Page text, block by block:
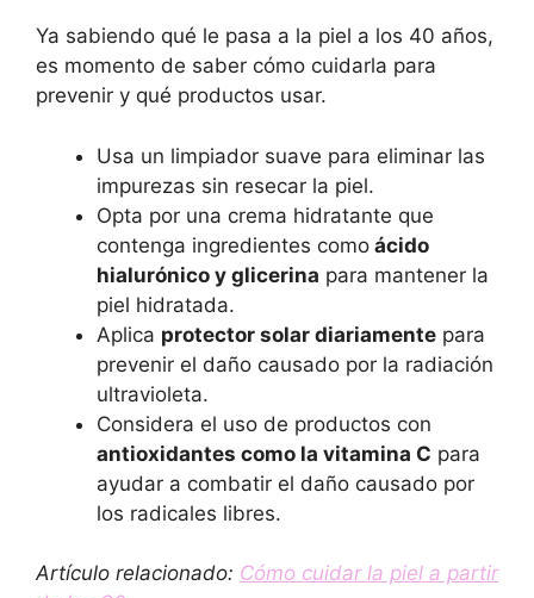
Ya sabiendo qué le pasa a la piel a los 40 años,
es momento de saber cómo cuidarla para
prevenir y qué productos usar.
Usa un limpiador suave para eliminar las
impurezas sin resecar la piel.
Opta por una crema hidratante que
contenga ingredientes como ácido
hialurónico y glicerina para mantener la
piel hidratada.
Aplica protector solar diariamente para
prevenir el daño causado por la radiación
ultravioleta.
Considera el uso de productos con
antioxidantes como la vitamina C para
ayudar a combatir el daño causado por
los radicales libres.
Artículo relacionado: Cómo cuidar la piel a partir